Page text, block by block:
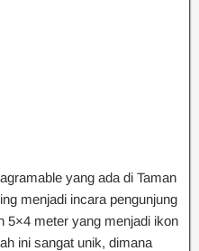
yang ada di Taman
menjadi incara pengunjung
5×4 meter yang menjadi ikon
ini sangat unik, dimana